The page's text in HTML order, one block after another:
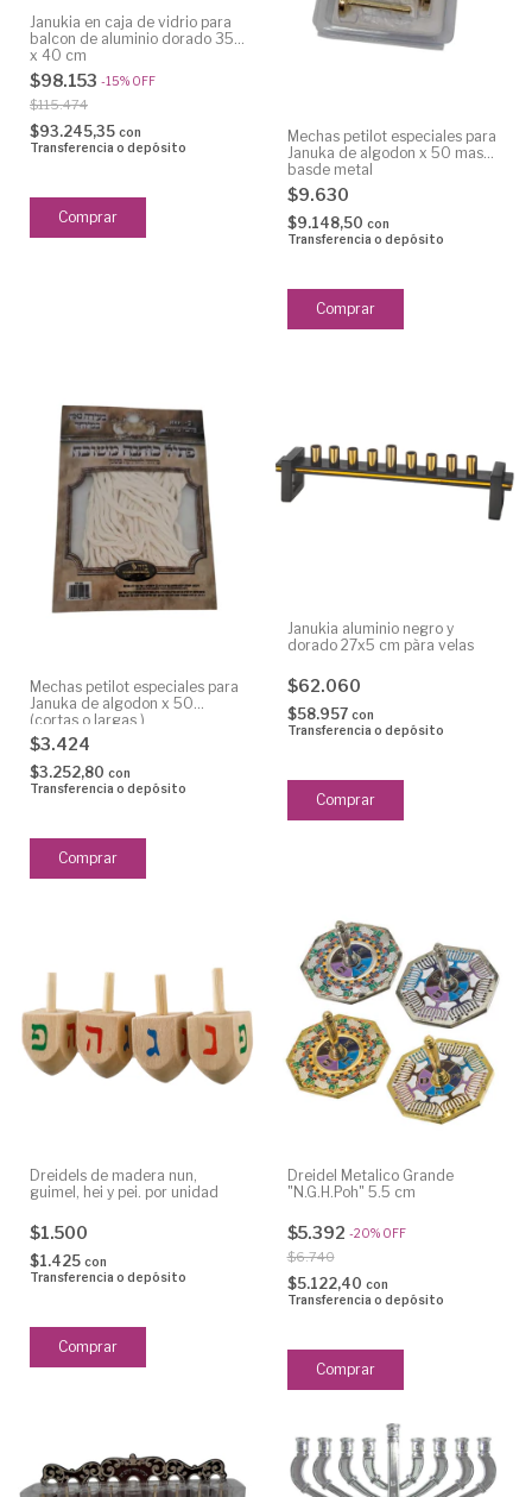
Janukia en caja de vidrio para
balcon de aluminio dorado 35
x 40 cm
$98.153 -15% OFF
$115.474
$93.245,35 con
Transferencia o depósito
Mechas petilot especiales para
Januka de algodon x 50 mas
basde metal
$9.630
$9.148,50 con
Transferencia o depósito
Mechas petilot especiales para
Januka de algodon x 50
(cortas o largas )
$3.424
$3.252,80 con
Transferencia o depósito
Comprar
Janukia aluminio negro y
dorado 27x5 cm pàra velas
$62.060
$58.957 con
Transferencia o depósito
Dreidels de madera nun,
guimel, hei y pei. por unidad
$1.500
$1.425 con
Transferencia o depósito
Dreidel Metalico Grande
"N.G.H.Poh" 5.5 cm
$5.392 -20% OFF
$6.740
$5.122,40 con
Transferencia o depósito